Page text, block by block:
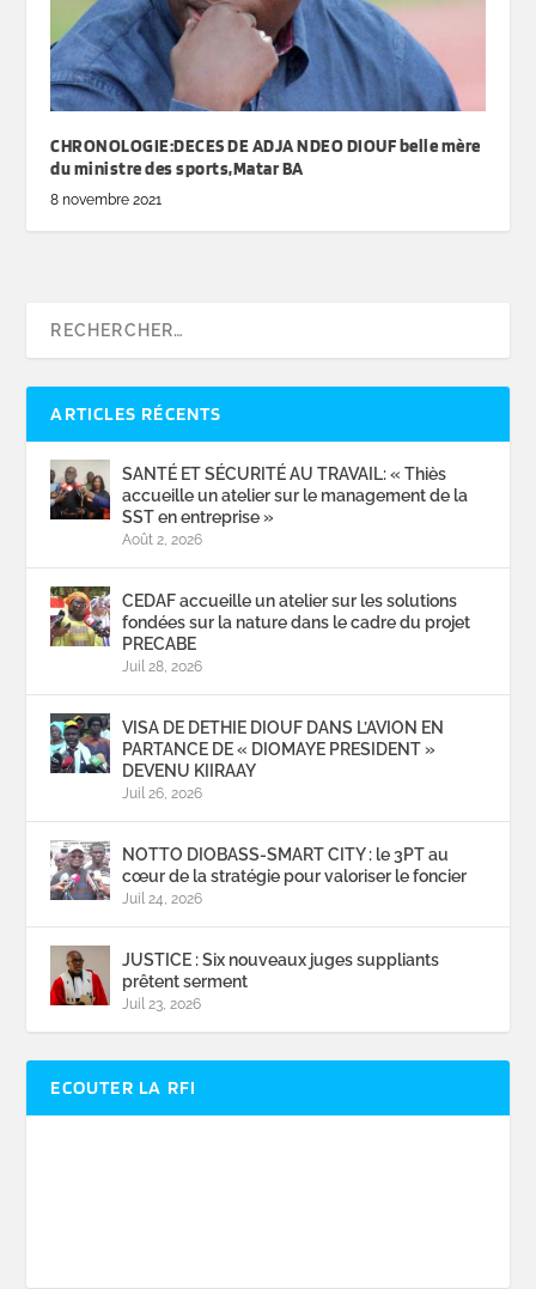
CHRONOLOGIE:DECES DE ADJA NDEO DIOUF belle mère
du ministre des sports,Matar BA
8 novembre 2021
ARTICLES RÉCENTS
SANTÉ ET SÉCURITÉ AU TRAVAIL: « Thiès
accueille un atelier sur le management de la
SST en entreprise »
Août 2, 2026
CEDAF accueille un atelier sur les solutions
fondées sur la nature dans le cadre du projet
PRECABE
Juil 28, 2026
VISA DE DETHIE DIOUF DANS L’AVION EN
PARTANCE DE « DIOMAYE PRESIDENT »
DEVENU KIIRAAY
Juil 26, 2026
NOTTO DIOBASS-SMART CITY : le 3PT au
cœur de la stratégie pour valoriser le foncier
Juil 24, 2026
JUSTICE : Six nouveaux juges suppliants
prêtent serment
Juil 23, 2026
ECOUTER LA RFI